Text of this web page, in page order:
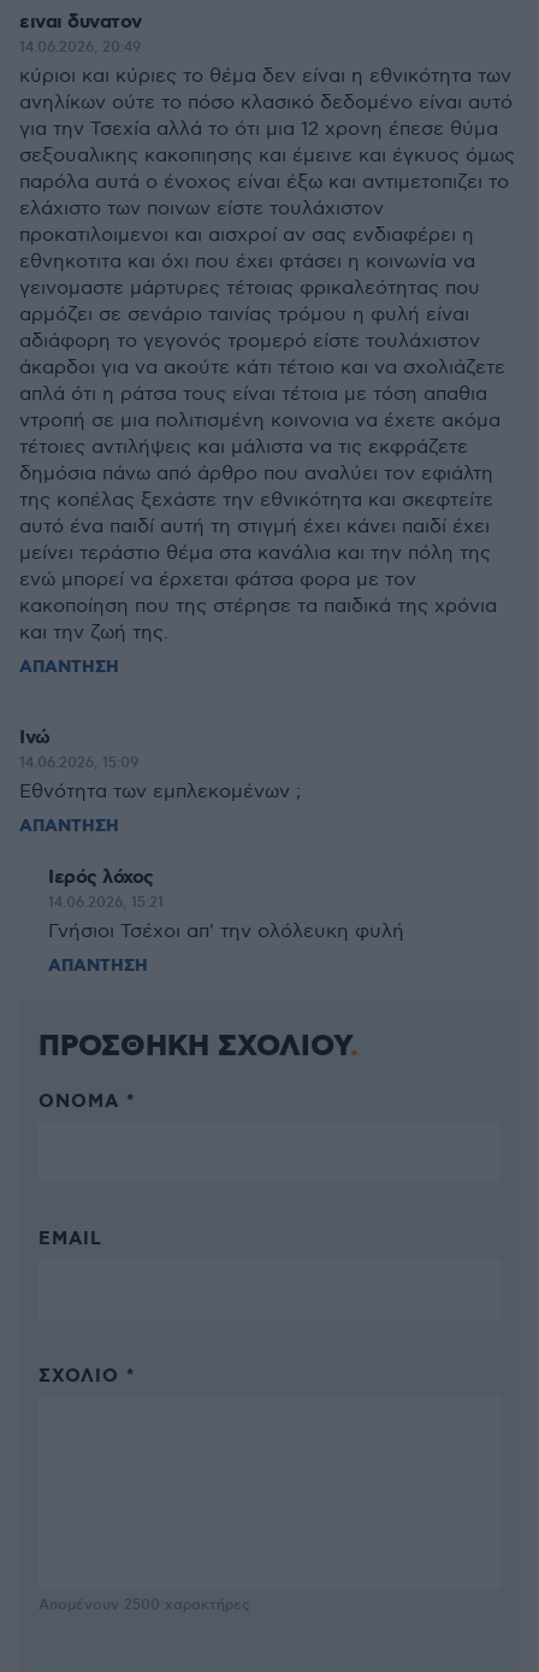
ειναι δυνατον
14.06.2026, 20:49
κύριοι και κύριες το θέμα δεν είναι η εθνικότητα των
ανηλίκων ούτε το πόσο κλασικό δεδομένο είναι αυτό
για την Τσεχία αλλά το ότι μια 12 χρονη έπεσε θύμα
σεξουαλικης κακοπιησης και έμεινε και έγκυος όμως
παρόλα αυτά ο ένοχος είναι έξω και αντιμετοπιζει το
ελάχιστο των ποινων είστε τουλάχιστον
προκατιλοιμενοι και αισχροί αν σας ενδιαφέρει η
εθνηκοτιτα και όχι που έχει φτάσει η κοινωνία να
γεινομαστε μάρτυρες τέτοιας φρικαλεότητας που
αρμόζει σε σενάριο ταινίας τρόμου η φυλή είναι
αδιάφορη το γεγονός τρομερό είστε τουλάχιστον
άκαρδοι για να ακούτε κάτι τέτοιο και να σχολιάζετε
απλά ότι η ράτσα τους είναι τέτοια με τόση απαθια
ντροπή σε μια πολιτισμένη κοινονια να έχετε ακόμα
τέτοιες αντιλήψεις και μάλιστα να τις εκφράζετε
δημόσια πάνω από άρθρο που αναλύει τον εφιάλτη
της κοπέλας ξεχάστε την εθνικότητα και σκεφτείτε
αυτό ένα παιδί αυτή τη στιγμή έχει κάνει παιδί έχει
μείνει τεράστιο θέμα στα κανάλια και την πόλη της
ενώ μπορεί να έρχεται φάτσα φορα με τον
κακοποίηση που της στέρησε τα παιδικά της χρόνια
και την ζωή της.
ΑΠΑΝΤΗΣΗ
Ινώ
14.06.2026, 15:09
Εθνότητα των εμπλεκομένων ;
ΑΠΑΝΤΗΣΗ
Ιερός λόχος
14.06.2026, 15:21
Γνήσιοι Τσέχοι απ' την ολόλευκη φυλή
ΑΠΑΝΤΗΣΗ
ΠΡΟΣΘΗΚΗ ΣΧΟΛΙΟΥ
ΌΝΟΜΑ *
EMAIL
ΣΧΌΛΙΟ *
Απομένουν 2500 χαρακτήρες